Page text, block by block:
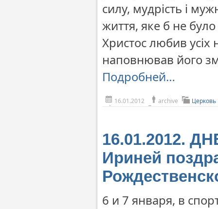
силу, мудрість і
життя, яке б не
Христос любив
наповнював його
Подробней…
16.01.2012 archive
16.01.2012.
Ириней
6 и 7 января, в